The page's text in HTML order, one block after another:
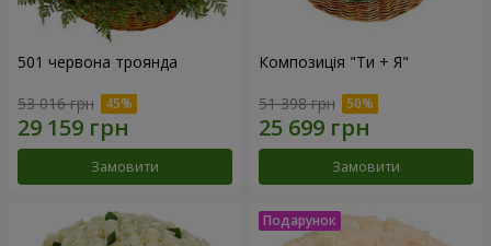
501 червона троянда
53 016 грн
Замовити
Композиція "Ти + Я"
51 398 грн
Замовити